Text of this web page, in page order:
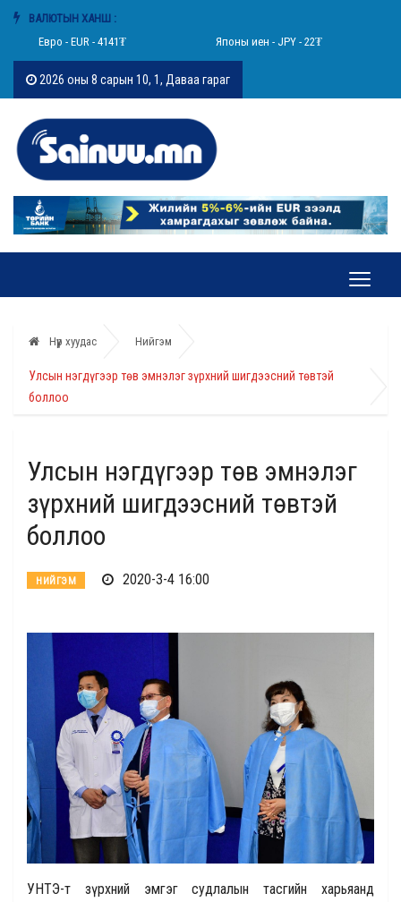
ВАЛЮТЫН ХАНШ :
Евро - EUR - 4141₮
Японы иен - JPY - 22₮
2026 оны 8 сарын 10, 1, Даваа гараг
Нүүр хуудас Нийгэм
Улсын нэгдүгээр төв эмнэлэг зүрхний шигдээсний төвтэй
боллоо
Улсын нэгдүгээр төв эмнэлэг
зүрхний шигдээсний төвтэй
боллоо
НИЙГЭМ 2020-3-4 16:00
УНТЭ-т зүрхний эмгэг судлалын тасгийн харьяанд